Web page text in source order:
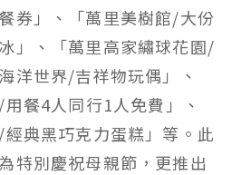
券」、「萬里美樹館/大份
」、「萬里高家繡球花園/
洋世界/吉祥物玩偶」、
用餐4人同行1人免費」、
經典黑巧克力蛋糕」等。此
特別慶祝母親節，更推出